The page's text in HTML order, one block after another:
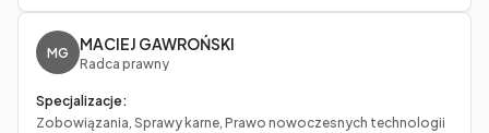
MG MACIEJ GAWROŃSKI
Radca prawny
Specjalizacje:
Zobowiązania, Sprawy karne, Prawo nowoczesnych technologii